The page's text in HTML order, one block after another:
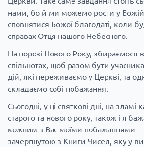
нами, бо й ми можемо рости у
сповнятися Божої благодаті, коли
справах Отця нашого Небесного.
На порозі Нового Року, збираємося
спільнотах, щоб разом бути
дій, які переживаємо у Церкві, та
складаємо собі побажання.
Сьогодні, у ці святкові дні, на зламі
старого та нового року, також і я
кожним з Вас моїми побажаннями
зачерпнутою з Книги Чисел, яку у